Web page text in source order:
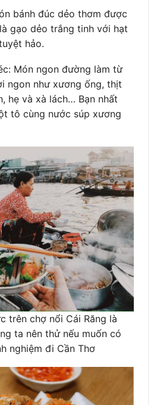
bánh đúc dẻo thơm được
gạo dẻo trắng tinh với hạt
hảo.
Món ngon đường làm từ
ngon như xương ống, thịt
hẹ và xà lách… Bạn nhất
tô cùng nước súp xương
trên chợ nổi Cái Răng là
ta nên thử nếu muốn có
nghiệm đi Cần Thơ